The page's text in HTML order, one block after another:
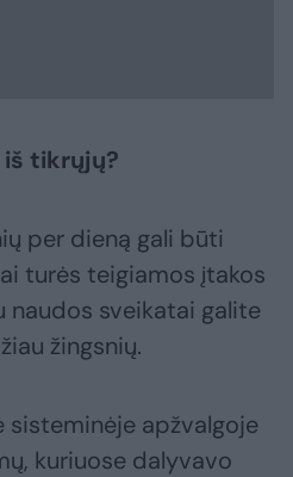
iš tikrųjų?
per dieną gali būti
turės teigiamos įtakos
naudos sveikatai galite
žingsnių.
sisteminėje apžvalgoje
kuriuose dalyvavo